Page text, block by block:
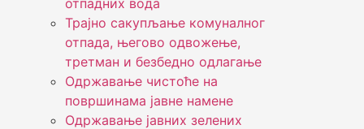
отпадних вода
Трајно сакупљање комуналног
отпада, његово одвожење,
третман и безбедно одлагање
Одржавање чистоће на
површинама јавне намене
Одржавање јавних зелених